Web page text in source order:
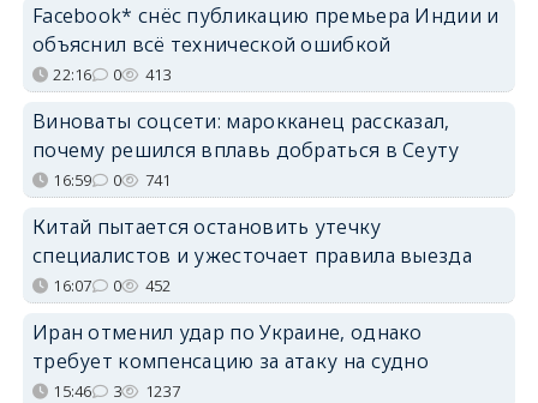
Facebook* снёс публикацию премьера Индии и
объяснил всё технической ошибкой
22:16 0 413
Виноваты соцсети: марокканец рассказал,
почему решился вплавь добраться в Сеуту
16:59 0 741
Китай пытается остановить утечку
специалистов и ужесточает правила выезда
16:07 0 452
Иран отменил удар по Украине, однако
требует компенсацию за атаку на судно
15:46 3 1237